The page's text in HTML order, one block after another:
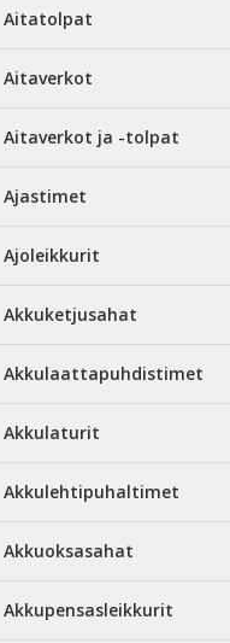
Aitatolpat
Aitaverkot
Aitaverkot ja -tolpat
Ajastimet
Ajoleikkurit
Akkuketjusahat
Akkulaattapuhdistimet
Akkulaturit
Akkulehtipuhaltimet
Akkuoksasahat
Akkupensasleikkurit